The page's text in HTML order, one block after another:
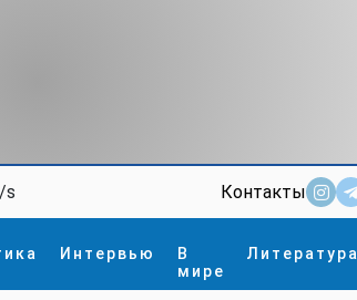
s Контакты
Интервью
В
мире
Литература